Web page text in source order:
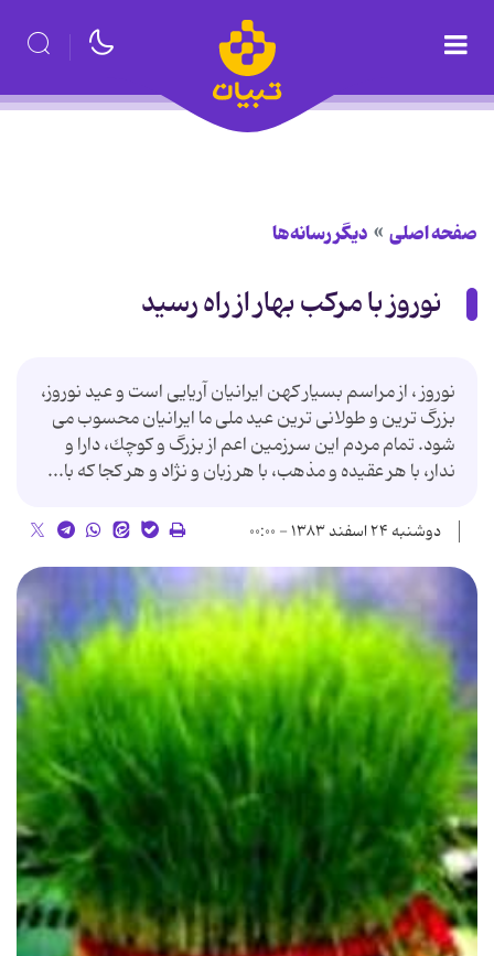
صفحه اصلی دیگر رسانه‌ها
نوروز با مركب بهار از راه رسید
نوروز ، از مراسم بسیار كهن ایرانیان آریایی است و عید نوروز،
بزرگ ترین و طولانی ترین عید ملی ما ایرانیان محسوب می
شود. تمام مردم این سرزمین اعم از بزرگ و كوچك، دارا و
ندار، با هر عقیده و مذهب، با هر زبان و نژاد و هر كجا كه با...
دوشنبه ۲۴ اسفند ۱۳۸۳ - ۰۰:۰۰